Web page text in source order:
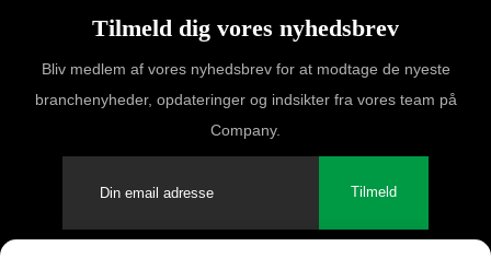
Tilmeld dig vores nyhedsbrev
Bliv medlem af vores nyhedsbrev for at modtage de nyeste
branchenyheder, opdateringer og indsikter fra vores team på
Company.
Tilmeld